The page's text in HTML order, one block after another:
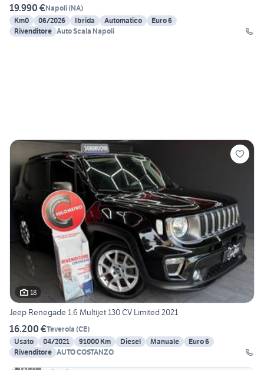
19.990 €Napoli(NA)
Km0
06/2026 Ibrida Automatico
Euro 6
Rivenditore Auto Scala Napoli
18
Jeep Renegade 1.6 Multijet 130 CV Limited 2021
16.200 €Teverola (CE)
Usato
04/2021 91000 Km Diesel Manuale
Euro 6
Rivenditore AUTO COSTANZO